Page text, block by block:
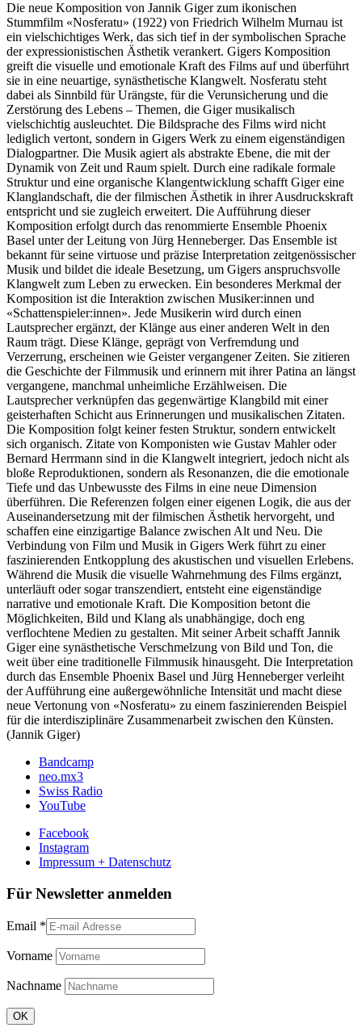
Die neue Komposition von Jannik Giger zum ikonischen
Stummfilm «Nosferatu» (1922) von Friedrich Wilhelm Murnau ist
ein vielschichtiges Werk, das sich tief in der symbolischen Sprache
der expressionistischen Ästhetik verankert. Gigers Komposition
greift die visuelle und emotionale Kraft des Films auf und überführt
sie in eine neuartige, synästhetische Klangwelt. Nosferatu steht
dabei als Sinnbild für Urängste, für die Verunsicherung und die
Zerstörung des Lebens – Themen, die Giger musikalisch
vielschichtig ausleuchtet. Die Bildsprache des Films wird nicht
lediglich vertont, sondern in Gigers Werk zu einem eigenständigen
Dialogpartner. Die Musik agiert als abstrakte Ebene, die mit der
Dynamik von Zeit und Raum spielt. Durch eine radikale formale
Struktur und eine organische Klangentwicklung schafft Giger eine
Klanglandschaft, die der filmischen Ästhetik in ihrer Ausdruckskraft
entspricht und sie zugleich erweitert. Die Aufführung dieser
Komposition erfolgt durch das renommierte Ensemble Phoenix
Basel unter der Leitung von Jürg Henneberger. Das Ensemble ist
bekannt für seine virtuose und präzise Interpretation zeitgenössischer
Musik und bildet die ideale Besetzung, um Gigers anspruchsvolle
Klangwelt zum Leben zu erwecken. Ein besonderes Merkmal der
Komposition ist die Interaktion zwischen Musiker:innen und
«Schattenspieler:innen». Jede Musikerin wird durch einen
Lautsprecher ergänzt, der Klänge aus einer anderen Welt in den
Raum trägt. Diese Klänge, geprägt von Verfremdung und
Verzerrung, erscheinen wie Geister vergangener Zeiten. Sie zitieren
die Geschichte der Filmmusik und erinnern mit ihrer Patina an längst
vergangene, manchmal unheimliche Erzählweisen. Die
Lautsprecher verknüpfen das gegenwärtige Klangbild mit einer
geisterhaften Schicht aus Erinnerungen und musikalischen Zitaten.
Die Komposition folgt keiner festen Struktur, sondern entwickelt
sich organisch. Zitate von Komponisten wie Gustav Mahler oder
Bernard Herrmann sind in die Klangwelt integriert, jedoch nicht als
bloße Reproduktionen, sondern als Resonanzen, die die emotionale
Tiefe und das Unbewusste des Films in eine neue Dimension
überführen. Die Referenzen folgen einer eigenen Logik, die aus der
Auseinandersetzung mit der filmischen Ästhetik hervorgeht, und
schaffen eine einzigartige Balance zwischen Alt und Neu. Die
Verbindung von Film und Musik in Gigers Werk führt zu einer
faszinierenden Entkopplung des akustischen und visuellen Erlebens.
Während die Musik die visuelle Wahrnehmung des Films ergänzt,
unterläuft oder sogar transzendiert, entsteht eine eigenständige
narrative und emotionale Kraft. Die Komposition betont die
Möglichkeiten, Bild und Klang als unabhängige, doch eng
verflochtene Medien zu gestalten. Mit seiner Arbeit schafft Jannik
Giger eine synästhetische Verschmelzung von Bild und Ton, die
weit über eine traditionelle Filmmusik hinausgeht. Die Interpretation
durch das Ensemble Phoenix Basel und Jürg Henneberger verleiht
der Aufführung eine außergewöhnliche Intensität und macht diese
neue Vertonung von «Nosferatu» zu einem faszinierenden Beispiel
für die interdisziplinäre Zusammenarbeit zwischen den Künsten.
(Jannik Giger)
Bandcamp
neo.mx3
Swiss Radio
YouTube
Facebook
Instagram
Impressum + Datenschutz
Für Newsletter anmelden
Email *
Vorname
Nachname